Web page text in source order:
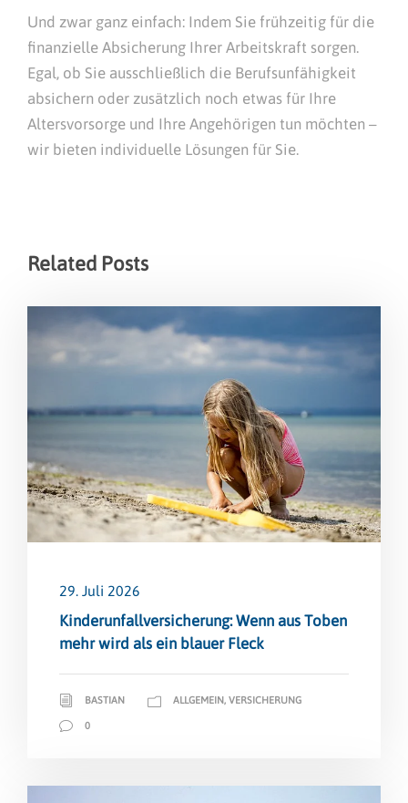
Und zwar ganz einfach: Indem Sie frühzeitig für die
finanzielle Absicherung Ihrer Arbeitskraft sorgen.
Egal, ob Sie ausschließlich die Berufsunfähigkeit
absichern oder zusätzlich noch etwas für Ihre
Altersvorsorge und Ihre Angehörigen tun möchten –
wir bieten individuelle Lösungen für Sie.
Related Posts
29. Juli 2026
Kinderunfallversicherung: Wenn aus Toben
mehr wird als ein blauer Fleck
BASTIAN ALLGEMEIN , VERSICHERUNG
0